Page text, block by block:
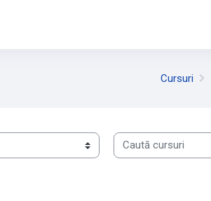
Cursuri
Caută cursuri